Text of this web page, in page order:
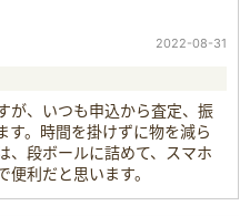
2022-08-31
が、いつも申込から査定、振
す。時間を掛けずに物を減ら
、段ボールに詰めて、スマホ
利だと思います。